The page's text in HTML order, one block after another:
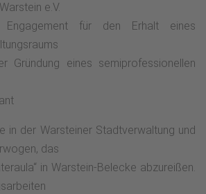
e.V.
Engagement für den Erhalt eines
Gründung eines semiprofessionellen
in der Warsteiner Stadtverwaltung und
das
in Warstein-Belecke abzureißen.